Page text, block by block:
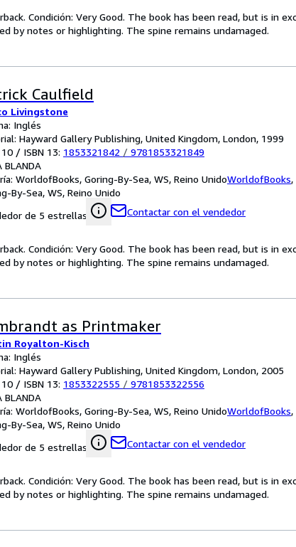
Condición: Very Good. The book has been read, but is in
by notes or highlighting. The spine remains undamaged.
Caulfield
Livingstone
Inglés
Hayward Gallery Publishing, United Kingdom, London, 1999
10 / ISBN 13: 1853321842 / 9781853321849
BLANDA
WorldofBooks, Goring-By-Sea, WS, Reino UnidoWorldofBooks,
By-Sea, WS, Reino Unido
de 5 estrellas
Contactar con el vendedor
Condición: Very Good. The book has been read, but is in
by notes or highlighting. The spine remains undamaged.
as Printmaker
Royalton-Kisch
Inglés
Hayward Gallery Publishing, United Kingdom, London, 2005
10 / ISBN 13: 1853322555 / 9781853322556
BLANDA
WorldofBooks, Goring-By-Sea, WS, Reino UnidoWorldofBooks,
By-Sea, WS, Reino Unido
de 5 estrellas
Contactar con el vendedor
Condición: Very Good. The book has been read, but is in
by notes or highlighting. The spine remains undamaged.